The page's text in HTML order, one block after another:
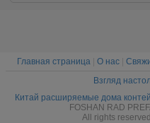
Главная страница О нас
Взгляд
Китай расширяемые дома
FOSHAN RAD
All rights